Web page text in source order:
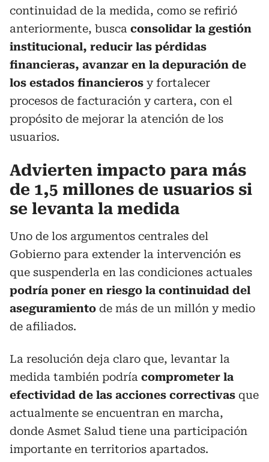
continuidad de la medida, como se refirió
anteriormente, busca consolidar la gestión
institucional, reducir las pérdidas
financieras, avanzar en la depuración de
los estados financieros y fortalecer
procesos de facturación y cartera, con el
propósito de mejorar la atención de los
usuarios.
Advierten impacto para más
de 1,5 millones de usuarios si
se levanta la medida
Uno de los argumentos centrales del
Gobierno para extender la intervención es
que suspenderla en las condiciones actuales
podría poner en riesgo la continuidad del
aseguramiento de más de un millón y medio
de afiliados.
La resolución deja claro que, levantar la
medida también podría comprometer la
efectividad de las acciones correctivas que
actualmente se encuentran en marcha,
donde Asmet Salud tiene una participación
importante en territorios apartados.